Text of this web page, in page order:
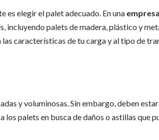
es elegir el palet adecuado. En una
incluyendo palets de madera, plástico y
características de tu carga y al tipo de
y voluminosas. Sin embargo, deben
los palets en busca de daños o astillas que